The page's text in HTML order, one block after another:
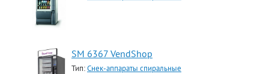
SM 6367 VendShop
Тип:Снек-аппараты спиральные